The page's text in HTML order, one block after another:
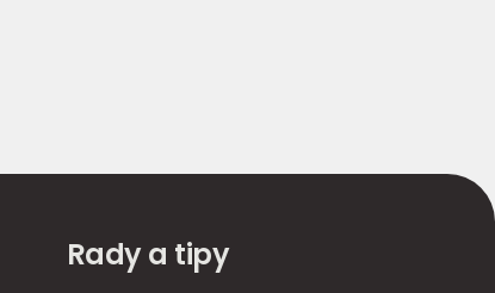
Rady a tipy